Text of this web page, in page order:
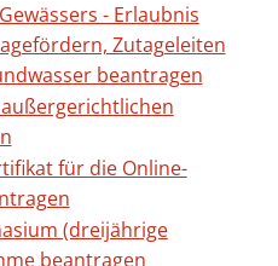
- Erlaubnis
Zutageleiten
beantragen
für die Online-
(dreijährige
beantragen